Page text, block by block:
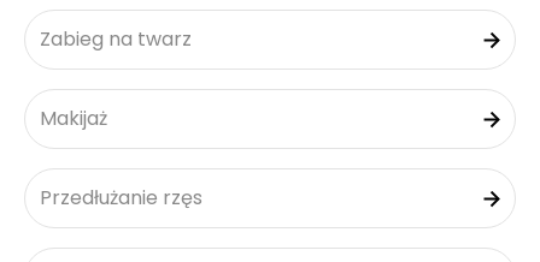
Zabieg na twarz
Makijaż
Przedłużanie rzęs